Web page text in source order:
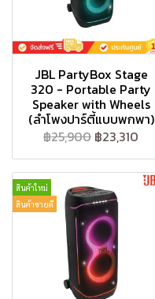
JBL PartyBox Stage
320 - Portable Party
Speaker with Wheels
(ลำโพงปาร์ตี้แบบพกพา)
฿25,900 ฿23,310
สินค้าใหม่
สินค้าขายดี